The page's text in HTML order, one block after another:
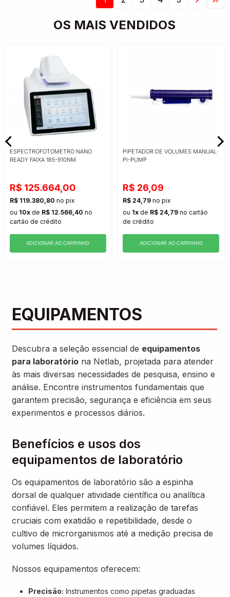
OS MAIS VENDIDOS
ESPECTROFOTOMETRO NANO
READY FAIXA 185-910NM
R$ 125.664,00
R$ 119.380,80 no pix
ou 10xde R$ 12.566,40 no
cartão de crédito
ADICIONAR AO CARRINHO
PIPETADOR DE VOLUMES MANUAL
PI-PUMP
R$ 26,09
R$ 24,79 no pix
ou 1x de R$ 24,79 no cartão
de crédito
ADICIONAR AO CARRINHO
EQUIPAMENTOS
Descubra a seleção essencial de equipamentos
para laboratório na Netlab, projetada para atender
às mais diversas necessidades de pesquisa, ensino e
análise. Encontre instrumentos fundamentais que
garantem precisão, segurança e eficiência em seus
experimentos e processos diários.
Benefícios e usos dos
equipamentos de laboratório
Os equipamentos de laboratório são a espinha
dorsal de qualquer atividade científica ou analítica
confiável. Eles permitem a realização de tarefas
cruciais com exatidão e repetibilidade, desde o
cultivo de microrganismos até a medição precisa de
volumes líquidos.
Nossos equipamentos oferecem:
Precisão: Instrumentos como pipetas graduadas